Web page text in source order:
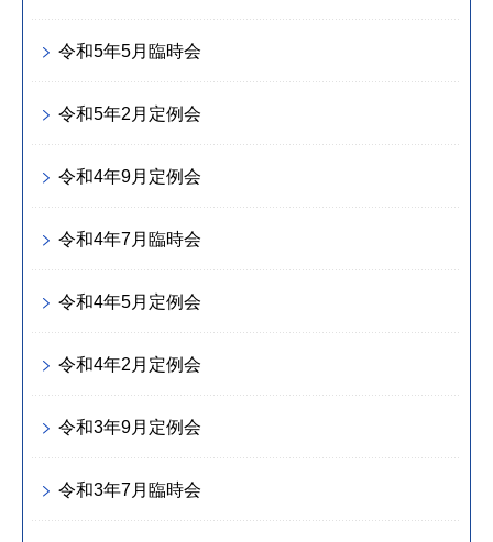
令和5年5月臨時会
令和5年2月定例会
令和4年9月定例会
令和4年7月臨時会
令和4年5月定例会
令和4年2月定例会
令和3年9月定例会
令和3年7月臨時会